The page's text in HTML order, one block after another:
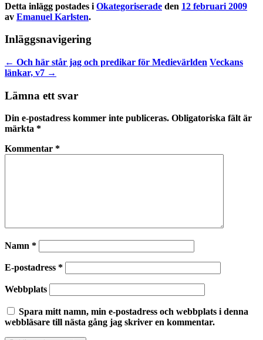
Detta inlägg postades i Okategoriserade den 12 februari 2009
av Emanuel Karlsten.
Inläggsnavigering
← Och här står jag och predikar för Medievärlden Veckans
länkar, v7 →
Lämna ett svar
Din e-postadress kommer inte publiceras. Obligatoriska fält är
märkta *
Kommentar *
Namn *
E-postadress *
Webbplats
Spara mitt namn, min e-postadress och webbplats i denna
webbläsare till nästa gång jag skriver en kommentar.